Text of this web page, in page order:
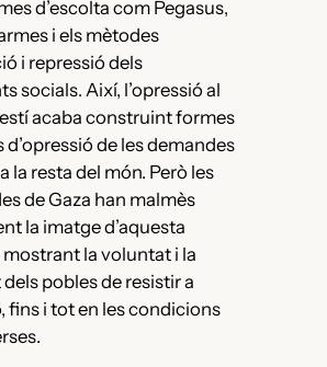
d’escolta com Pegasus,
i els mètodes
i repressió dels
socials. Així, l’opressió al
acaba construint formes
d’opressió de les demandes
la resta del món. Però les
de Gaza han malmès
la imatge d’aquesta
la voluntat i la
pobles de resistir a
fins i tot en les condicions